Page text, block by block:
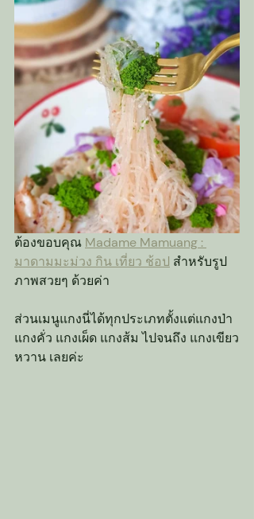
ต้องขอบคุณ Madame Mamuang :
มาดามมะม่วง กิน เที่ยว ช้อป สำหรับรูป
ภาพสวยๆ ด้วยค่า
ส่วนเมนูแกงนี่ได้ทุกประเภทตั้งแต่แกงป่า
แกงคั่ว แกงเผ็ด แกงส้ม ไปจนถึง แกงเขียว
หวาน เลยค่ะ